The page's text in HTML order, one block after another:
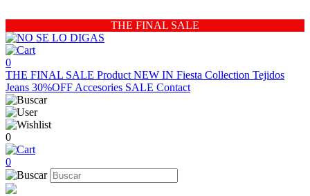
THE FINAL SALE
0
THE FINAL SALE Product NEW IN Fiesta Collection Tejidos
Jeans 30%OFF Accesories SALE Contact
0
0